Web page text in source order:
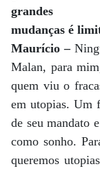
grandes
mudanças é
Maurício –
Malan, para
quem viu o
em utopias. Um
de seu mandato
como sonho.
queremos